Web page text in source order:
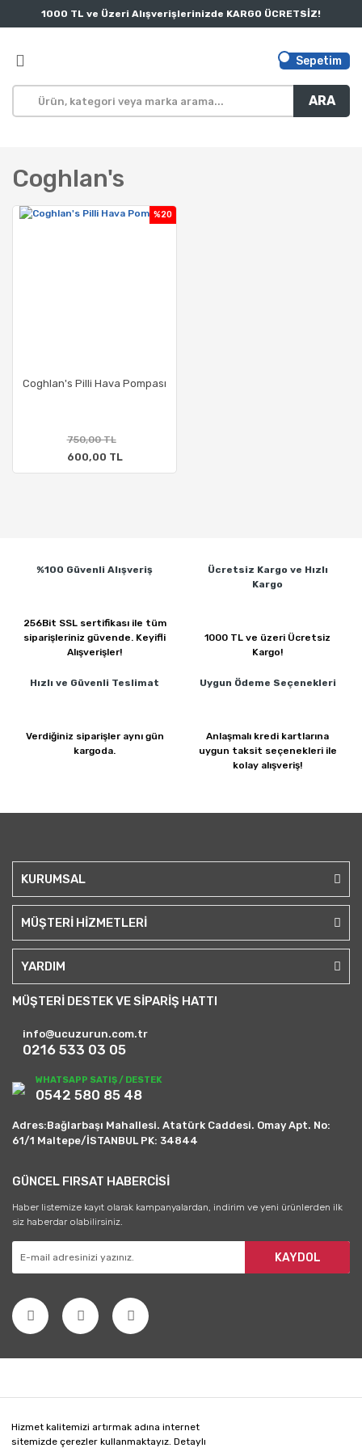
Hizmet kalitemizi artırmak adına internet
sitemizde çerezler kullanmaktayız. Detaylı
1000 TL ve Üzeri Alışverişlerinizde KARGO ÜCRETSİZ!
ARA
Sepetim
Coghlan's
Coghlan's Pilli Hava Pompası
%20
750,00 TL
600,00 TL
%100 Güvenli Alışveriş
256Bit SSL sertifikası ile tüm
siparişleriniz güvende. Keyifli
Alışverişler!
Ücretsiz Kargo ve Hızlı
Kargo
1000 TL ve üzeri Ücretsiz
Kargo!
Hızlı ve Güvenli Teslimat
Verdiğiniz siparişler aynı gün
kargoda.
Uygun Ödeme Seçenekleri
Anlaşmalı kredi kartlarına
uygun taksit seçenekleri ile
kolay alışveriş!
KURUMSAL
MÜŞTERİ HİZMETLERİ
YARDIM
MÜŞTERİ DESTEK VE SİPARİŞ HATTI
info@ucuzurun.com.tr
0216 533 03 05
WHATSAPP SATIŞ / DESTEK
0542 580 85 48
Adres:Bağlarbaşı Mahallesi. Atatürk Caddesi. Omay Apt. No:
61/1 Maltepe/İSTANBUL PK: 34844
GÜNCEL FIRSAT HABERCİSİ
Haber listemize kayıt olarak kampanyalardan, indirim ve yeni ürünlerden ilk
siz haberdar olabilirsiniz.
KAYDOL